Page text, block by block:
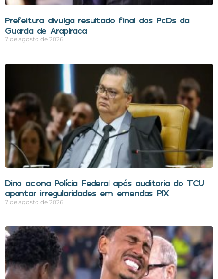
Prefeitura divulga resultado final dos PcDs da
Guarda de Arapiraca
7 de agosto de 2026
Dino aciona Polícia Federal após auditoria do TCU
apontar irregularidades em emendas PIX
7 de agosto de 2026